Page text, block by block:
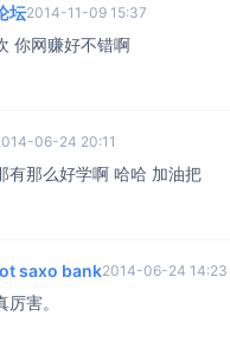
坛2014-11-09 15:37
你网赚好不错啊
06-24 20:11
有那么好学啊 哈哈 加油把
saxo bank2014-06-24 14:23
厉害。